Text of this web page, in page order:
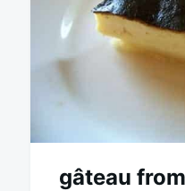
gâteau